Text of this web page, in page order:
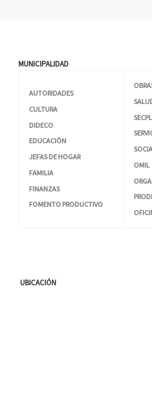
MUNICIPALIDAD
AUTORIDADES
CULTURA
DIDECO
EDUCACIÓN
JEFAS DE HOGAR
FAMILIA
FINANZAS
FOMENTO PRODUCTIVO
OMIL
UBICACIÓN